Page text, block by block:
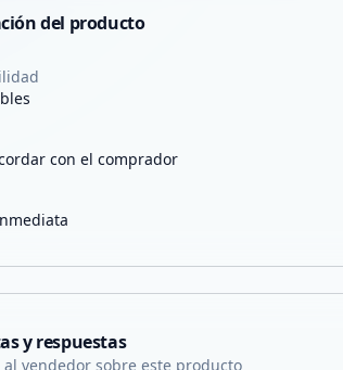
del producto
con el comprador
y respuestas
al vendedor sobre este producto